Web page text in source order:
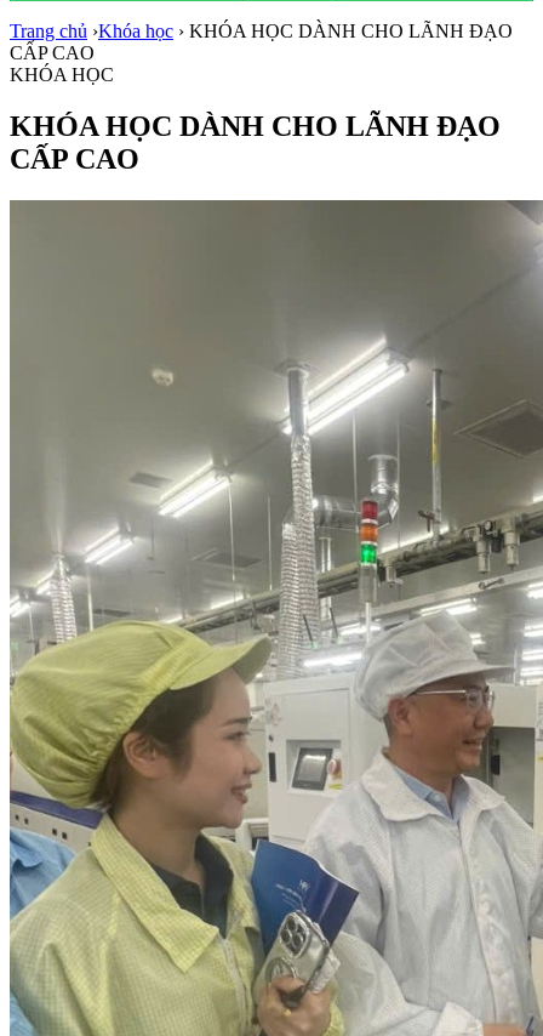
Trang chủ ›Khóa học › KHÓA HỌC DÀNH CHO LÃNH ĐẠO
CẤP CAO
KHÓA HỌC
KHÓA HỌC DÀNH CHO LÃNH ĐẠO
CẤP CAO